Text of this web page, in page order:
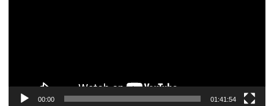
00:00 01:41:54